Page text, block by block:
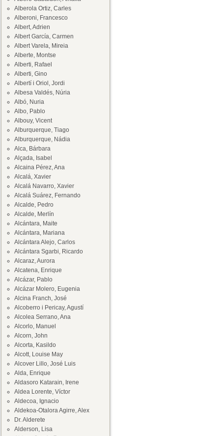
Alberola Ortiz, Carles
Alberoni, Francesco
Albert, Adrien
Albert García, Carmen
Albert Varela, Mireia
Alberte, Montse
Alberti, Rafael
Alberti, Gino
Albertí i Oriol, Jordi
Albesa Valdés, Núria
Albó, Nuria
Albo, Pablo
Albouy, Vicent
Alburquerque, Tiago
Alburquerque, Nádia
Alca, Bárbara
Alçada, Isabel
Alcaina Pérez, Ana
Alcalá, Xavier
Alcalá Navarro, Xavier
Alcalá Suárez, Fernando
Alcalde, Pedro
Alcalde, Merlín
Alcántara, Maite
Alcántara, Mariana
Alcántara Alejo, Carlos
Alcántara Sgarbi, Ricardo
Alcaraz, Aurora
Alcatena, Enrique
Alcázar, Pablo
Alcázar Molero, Eugenia
Alcina Franch, José
Alcoberro i Pericay, Agustí
Alcolea Serrano, Ana
Alcorlo, Manuel
Alcorn, John
Alcorta, Kasildo
Alcott, Louise May
Alcover Lillo, José Luis
Alda, Enrique
Aldasoro Katarain, Irene
Aldea Lorente, Víctor
Aldecoa, Ignacio
Aldekoa-Otalora Agirre, Alex
Dr. Alderete
Alderson, Lisa